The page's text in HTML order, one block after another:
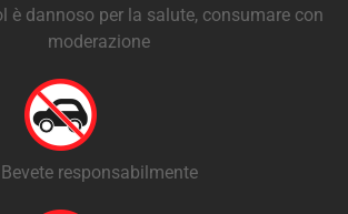
è dannoso per la salute, consumare con
moderazione
Bevete responsabilmente